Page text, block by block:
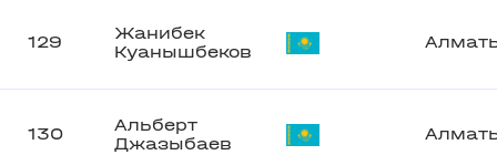
129
Жанибек
Куанышбеков
130
Альберт
Джазыбаев